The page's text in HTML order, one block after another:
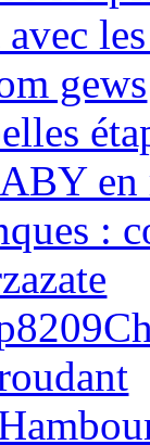
gews
en
: